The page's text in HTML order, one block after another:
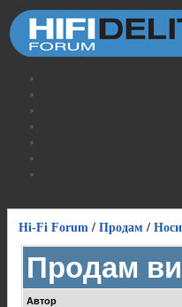
Hi-Fi Forum / Продам /
Продам
Автор